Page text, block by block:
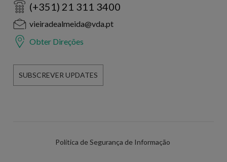
(+351) 21 311 3400
vieiradealmeida@vda.pt
Obter Direções
SUBSCREVER UPDATES
Política de Segurança de Informação